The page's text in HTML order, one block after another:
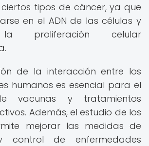
tipos de cáncer, ya que
en el ADN de las células y
proliferación celular
de la interacción entre los
humanos es esencial para el
vacunas y tratamientos
Además, el estudio de los
mejorar las medidas de
control de enfermedades